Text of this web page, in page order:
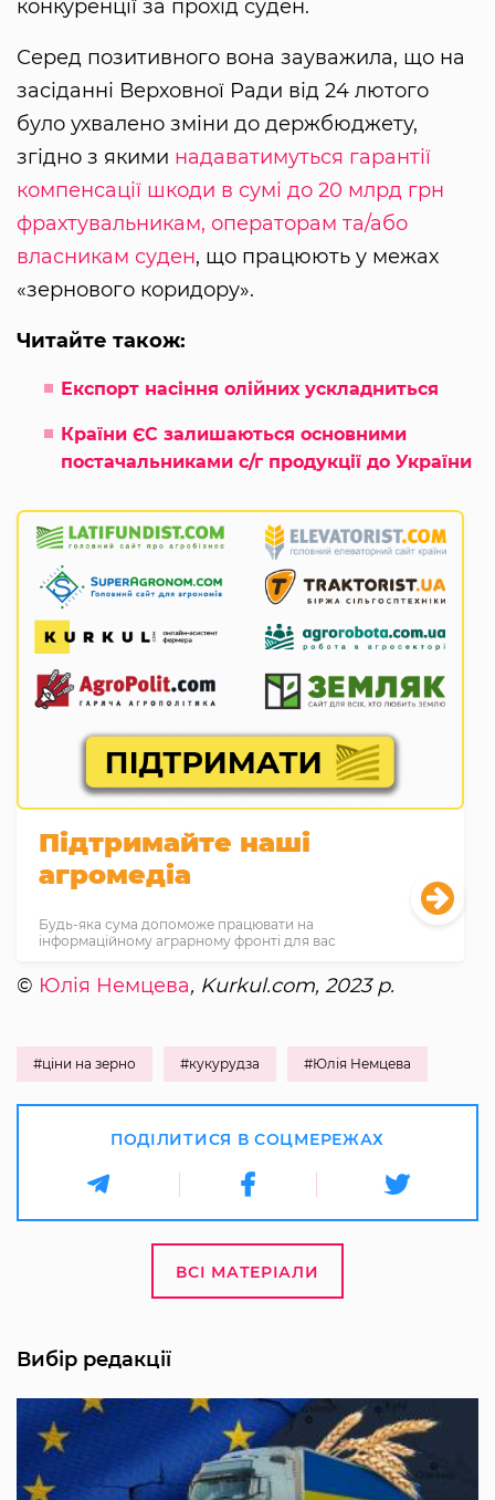
конкуренції за прохід суден.
Серед позитивного вона зауважила, що на
засіданні Верховної Ради від 24 лютого
було ухвалено зміни до держбюджету,
згідно з якими надаватимуться гарантії
компенсації шкоди в сумі до 20 млрд грн
фрахтувальникам, операторам та/або
власникам суден, що працюють у межах
«зернового коридору».
Читайте також:
Експорт насіння олійних ускладниться
Країни ЄС залишаються основними
постачальниками с/г продукції до України
Підтримайте наші
агромедіа
Будь-яка сума допоможе працювати на
інформаційному аграрному фронті для вас
© Юлія Немцева, Kurkul.com, 2023 р.
#ціни на зерно #кукурудза #Юлія Немцева
ПОДІЛИТИСЯ В СОЦМЕРЕЖАХ
ВСІ МАТЕРІАЛИ
Вибір редакції